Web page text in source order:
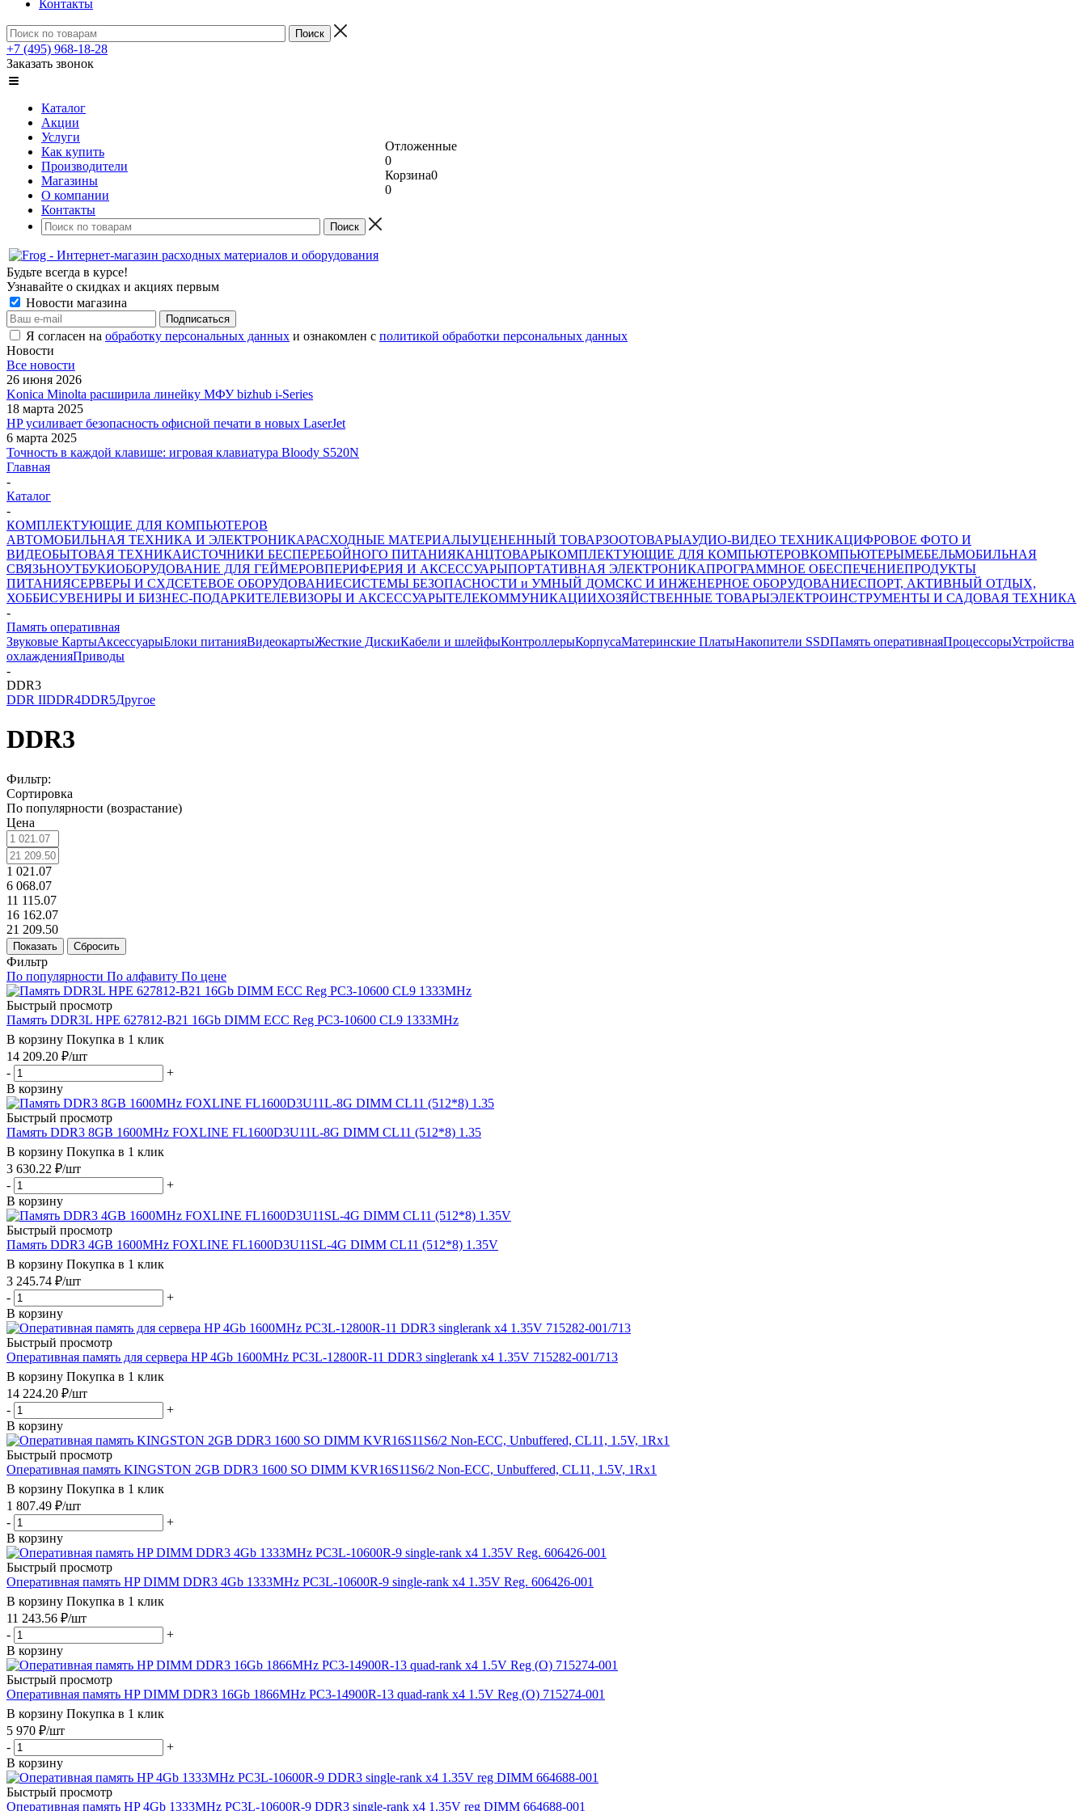
Контакты
+7 (495) 968-18-28
Заказать звонок
Каталог
Акции
Услуги
Как купить
Производители
Магазины
О компании
Контакты
Отложенные
0
Корзина0
0
Будьте всегда в курсе!
Узнавайте о скидках и акциях первым
Новости магазина
Я согласен на обработку персональных данных и ознакомлен с политикой обработки персональных данных
Новости
Все новости
26 июня 2026
Konica Minolta расширила линейку МФУ bizhub i-Series
18 марта 2025
HP усиливает безопасность офисной печати в новых LaserJet
6 марта 2025
Точность в каждой клавише: игровая клавиатура Bloody S520N
Главная
-
Каталог
-
КОМПЛЕКТУЮЩИЕ ДЛЯ КОМПЬЮТЕРОВ
АВТОМОБИЛЬНАЯ ТЕХНИКА И ЭЛЕКТРОНИКАРАСХОДНЫЕ МАТЕРИАЛЫУЦЕНЕННЫЙ ТОВАРЗООТОВАРЫАУДИО-ВИДЕО ТЕХНИКАЦИФРОВОЕ ФОТО И
ВИДЕОБЫТОВАЯ ТЕХНИКАИСТОЧНИКИ БЕСПЕРЕБОЙНОГО ПИТАНИЯКАНЦТОВАРЫКОМПЛЕКТУЮЩИЕ ДЛЯ КОМПЬЮТЕРОВКОМПЬЮТЕРЫМЕБЕЛЬМОБИЛЬНАЯ
СВЯЗЬНОУТБУКИОБОРУДОВАНИЕ ДЛЯ ГЕЙМЕРОВПЕРИФЕРИЯ И АКСЕССУАРЫПОРТАТИВНАЯ ЭЛЕКТРОНИКАПРОГРАММНОЕ ОБЕСПЕЧЕНИЕПРОДУКТЫ
ПИТАНИЯСЕРВЕРЫ И СХДСЕТЕВОЕ ОБОРУДОВАНИЕСИСТЕМЫ БЕЗОПАСНОСТИ и УМНЫЙ ДОМСКС И ИНЖЕНЕРНОЕ ОБОРУДОВАНИЕСПОРТ, АКТИВНЫЙ ОТДЫХ,
ХОББИСУВЕНИРЫ И БИЗНЕС-ПОДАРКИТЕЛЕВИЗОРЫ И АКСЕССУАРЫТЕЛЕКОММУНИКАЦИИХОЗЯЙСТВЕННЫЕ ТОВАРЫЭЛЕКТРОИНСТРУМЕНТЫ И САДОВАЯ ТЕХНИКА
-
Память оперативная
Звуковые КартыАксессуарыБлоки питанияВидеокартыЖесткие ДискиКабели и шлейфыКонтроллерыКорпусаМатеринские ПлатыНакопители SSDПамять оперативнаяПроцессорыУстройства
охлажденияПриводы
-
DDR3
DDR IIDDR4DDR5Другое
DDR3
Фильтр:
Сортировка
По популярности (возрастание)
Цена
1 021.07
6 068.07
11 115.07
16 162.07
21 209.50
Показать Сбросить
Фильтр
По популярности По алфавиту По цене
Быстрый просмотр
Память DDR3L HPE 627812-B21 16Gb DIMM ECC Reg PC3-10600 CL9 1333MHz
В корзину Покупка в 1 клик
14 209.20 ₽/шт
-
+
В корзину
Быстрый просмотр
Память DDR3 8GB 1600MHz FOXLINE FL1600D3U11L-8G DIMM CL11 (512*8) 1.35
В корзину Покупка в 1 клик
3 630.22 ₽/шт
-
+
В корзину
Быстрый просмотр
Память DDR3 4GB 1600MHz FOXLINE FL1600D3U11SL-4G DIMM CL11 (512*8) 1.35V
В корзину Покупка в 1 клик
3 245.74 ₽/шт
-
+
В корзину
Быстрый просмотр
Оперативная память для сервера HP 4Gb 1600MHz PC3L-12800R-11 DDR3 singlerank x4 1.35V 715282-001/713
В корзину Покупка в 1 клик
14 224.20 ₽/шт
-
+
В корзину
Быстрый просмотр
Оперативная память KINGSTON 2GB DDR3 1600 SO DIMM KVR16S11S6/2 Non-ECC, Unbuffered, CL11, 1.5V, 1Rx1
В корзину Покупка в 1 клик
1 807.49 ₽/шт
-
+
В корзину
Быстрый просмотр
Оперативная память HP DIMM DDR3 4Gb 1333MHz PC3L-10600R-9 single-rank x4 1.35V Reg. 606426-001
В корзину Покупка в 1 клик
11 243.56 ₽/шт
-
+
В корзину
Быстрый просмотр
Оперативная память HP DIMM DDR3 16Gb 1866MHz PC3-14900R-13 quad-rank x4 1.5V Reg (O) 715274-001
В корзину Покупка в 1 клик
5 970 ₽/шт
-
+
В корзину
Быстрый просмотр
Оперативная память HP 4Gb 1333MHz PC3L-10600R-9 DDR3 single-rank x4 1.35V reg DIMM 664688-001